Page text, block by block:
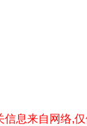
息来自网络,